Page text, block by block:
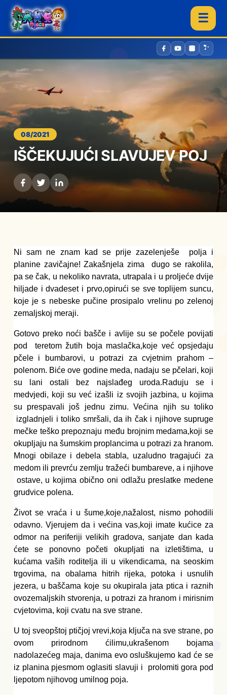
☰
08/2021
IŠČEKUJUĆI SLAVUJEV POJ
Ni sam ne znam kad se prije zazelenješe  polja i
planine zavičajne! Zakašnjela zima  dugo se rakolila,
pa se čak, u nekoliko navrata, utrapala i u proljeće dvije
hiljade i dvadeset i prvo,opirući se sve toplijem suncu,
koje je s nebeske pučine prosipalo vrelinu po zelenoj
zemaljskoj meraji.
Gotovo preko noći bašče i avlije su se počele povijati
pod  teretom žutih boja maslačka,koje već opsjedaju
pčele i bumbarovi, u potrazi za cvjetnim prahom –
polenom. Biće ove godine meda, nadaju se pčelari, koji
su lani ostali bez najslađeg uroda.Raduju se i
medvjedi, koji su već izašli iz svojih jazbina, u kojima
su prespavali još jednu zimu. Većina njih su toliko
izgladnjeli i toliko smršali, da ih čak i njihove supruge
mečke teško prepoznaju među brojnim medama,koji se
okupljaju na šumskim proplancima u potrazi za hranom.
Mnogi obilaze i debela stabla, uzaludno tragajući za
medom ili prevrću zemlju tražeći bumbareve, a i njihove
ostave, u kojima obično oni odlažu preslatke medene
grudvice polena.
Život se vraća i u šume,koje,nažalost, nismo pohodili
odavno. Vjerujem da i većina vas,koji imate kućice za
odmor na periferiji velikih gradova, sanjate dan kada
ćete se ponovno početi okupljati na izletištima, u
kućama vaših roditelja ili u vikendicama, na seoskim
trgovima, na obalama hitrih rijeka, potoka i usnulih
jezera, u baščama koje su okupirala jata ptica i raznih
ovozemaljskih stvorenja, u potrazi za hranom i mirisnim
cvjetovima, koji cvatu na sve strane.
U toj sveopštoj ptičjoj vrevi,koja ključa na sve strane, po
ovom prirodnom ćilimu,ukrašenom bojama
nadolazećeg maja, danima evo osluškujemo kad će se
iz planina pjesmom oglasiti slavuji i  prolomiti gora pod
ljepotom njihovog umilnog poja.